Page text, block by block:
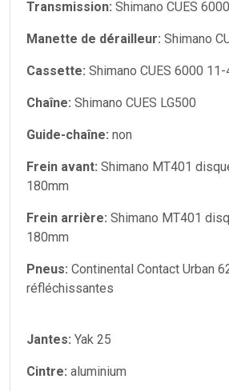
Transmission: Shimano CUES 6000
Manette de dérailleur: Shimano
Cassette: Shimano CUES 6000 11-
Chaîne: Shimano CUES LG500
Guide-chaîne: non
Frein avant: Shimano MT401
180mm
Frein arrière: Shimano MT401
180mm
Pneus: Continental Contact Urban
réfléchissantes
Jantes: Yak 25
Cintre: aluminium